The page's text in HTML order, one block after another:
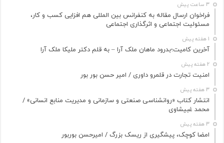
3 ساعت پیش
فراخوان ارسال مقاله به کنفرانس بین المللی هم افزایی کسب و کار،
مسئولیت اجتماعی و اثرگذاری اجتماعی
1 هفته پیش
آخرین کامیت؛بدرود ماهان ملک آرا – به قلم دکتر ملیکا ملک آرا
2 هفته پیش
امنیت تجارت در قلمرو داوری / امیر حسن بور بور
3 هفته پیش
انتشار کتاب «روانشناسی صنعتی و سازمانی و مدیریت منابع انسانی» /
محمد غبیشاوی
3 هفته پیش
امضا کوچک، پیشگیری از ریسک بزرگ / امیرحسن بوربور